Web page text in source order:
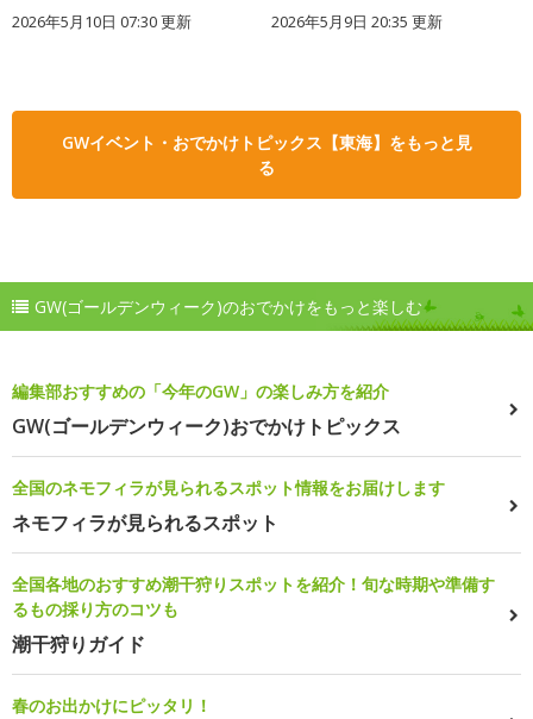
2026年5月10日 07:30 更新 2026年5月9日 20:35 更新
GWイベント・おでかけトピックス【東海】をもっと見
る
GW(ゴールデンウィーク)のおでかけをもっと楽しむ
編集部おすすめの「今年のGW」の楽しみ方を紹介
GW(ゴールデンウィーク)おでかけトピックス
全国のネモフィラが見られるスポット情報をお届けします
ネモフィラが見られるスポット
全国各地のおすすめ潮干狩りスポットを紹介！旬な時期や準備す
るもの採り方のコツも
潮干狩りガイド
春のお出かけにピッタリ！